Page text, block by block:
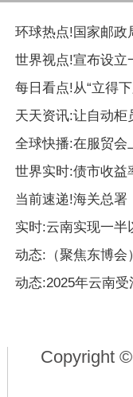
环球热点!国家邮政
世界视点!宣布设立
每日看点!从“立得
天天资讯:让自动柜
全球快播:在服贸会
世界实时:债市收益
当前速递!海关总署
实时:云南实现一半
动态:（聚焦东博会
动态:2025年云南
Copyright